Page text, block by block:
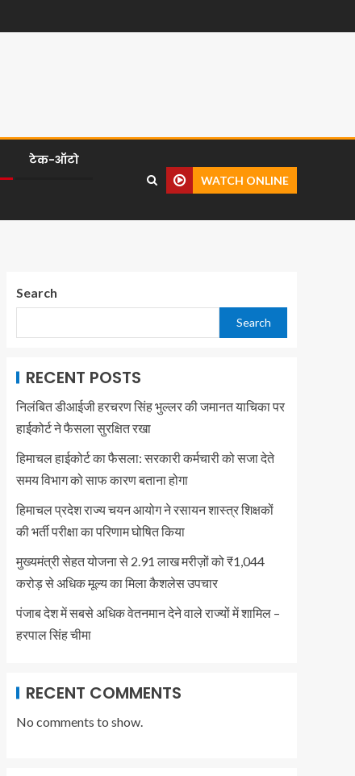
टेक-ऑटो
WATCH ONLINE
Search
Search
RECENT POSTS
निलंबित डीआईजी हरचरण सिंह भुल्लर की जमानत याचिका पर
हाईकोर्ट ने फैसला सुरक्षित रखा
हिमाचल हाईकोर्ट का फैसला: सरकारी कर्मचारी को सजा देते
समय विभाग को साफ कारण बताना होगा
हिमाचल प्रदेश राज्य चयन आयोग ने रसायन शास्त्र शिक्षकों
की भर्ती परीक्षा का परिणाम घोषित किया
मुख्यमंत्री सेहत योजना से 2.91 लाख मरीज़ों को ₹1,044
करोड़ से अधिक मूल्य का मिला कैशलेस उपचार
पंजाब देश में सबसे अधिक वेतनमान देने वाले राज्यों में शामिल –
हरपाल सिंह चीमा
RECENT COMMENTS
No comments to show.